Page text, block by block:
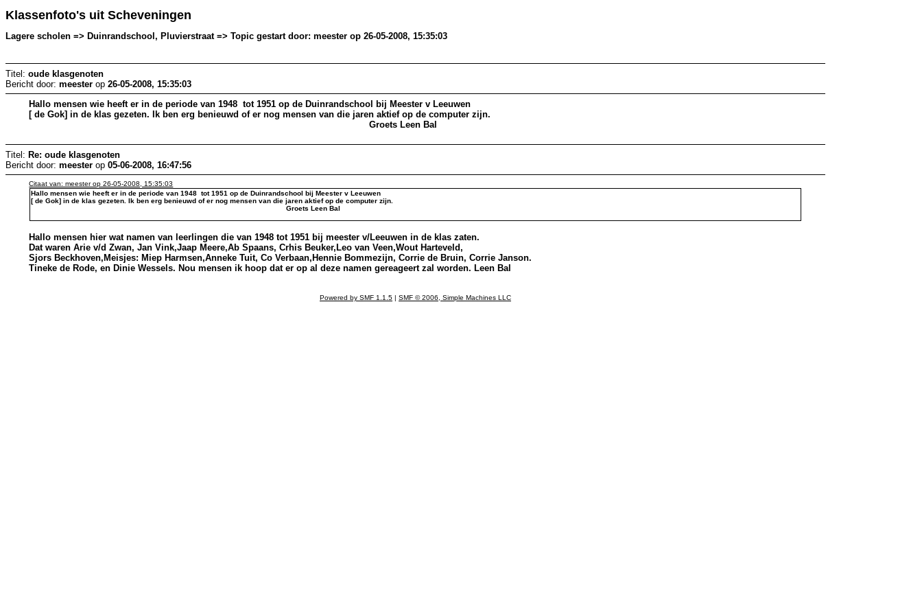
Klassenfoto's uit Scheveningen
Lagere scholen => Duinrandschool, Pluvierstraat => Topic gestart door: meester op 26-05-2008, 15:35:03
Titel: oude klasgenoten
Bericht door: meester op 26-05-2008, 15:35:03
Hallo mensen wie heeft er in de periode van 1948 tot 1951 op de Duinrandschool bij Meester v Leeuwen
[ de Gok] in de klas gezeten. Ik ben erg benieuwd of er nog mensen van die jaren aktief op de computer zijn.
Groets Leen Bal
Titel: Re: oude klasgenoten
Bericht door: meester op 05-06-2008, 16:47:56
Citaat van: meester op 26-05-2008, 15:35:03
Hallo mensen wie heeft er in de periode van 1948 tot 1951 op de Duinrandschool bij Meester v Leeuwen
[ de Gok] in de klas gezeten. Ik ben erg benieuwd of er nog mensen van die jaren aktief op de computer zijn.
Groets Leen Bal
Hallo mensen hier wat namen van leerlingen die van 1948 tot 1951 bij meester v/Leeuwen in de klas zaten.
Dat waren Arie v/d Zwan, Jan Vink,Jaap Meere,Ab Spaans, Crhis Beuker,Leo van Veen,Wout Harteveld,
Sjors Beckhoven,Meisjes: Miep Harmsen,Anneke Tuit, Co Verbaan,Hennie Bommezijn, Corrie de Bruin, Corrie Janson.
Tineke de Rode, en Dinie Wessels. Nou mensen ik hoop dat er op al deze namen gereageert zal worden. Leen Bal
Powered by SMF 1.1.5 | SMF © 2006, Simple Machines LLC